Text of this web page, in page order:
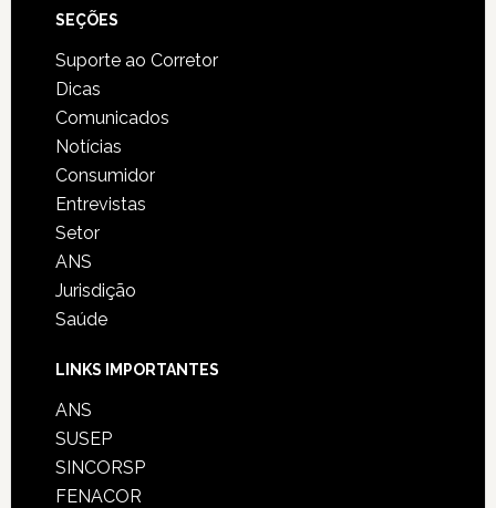
SEÇÕES
Suporte ao Corretor
Dicas
Comunicados
Notícias
Consumidor
Entrevistas
Setor
ANS
Jurisdição
Saúde
LINKS IMPORTANTES
ANS
SUSEP
SINCORSP
FENACOR